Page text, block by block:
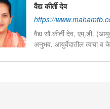
वैद्य कीर्ती देव
https://
वैद्य सौ.कीर्ती देव, एम्.डी.
अनुभव. आयुर्वेदातील त्वचा व केशविकारांवरत